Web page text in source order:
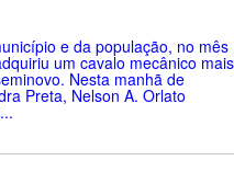
e da população, no mês
um cavalo mecânico mais
Nesta manhã de
Preta, Nelson A. Orlato